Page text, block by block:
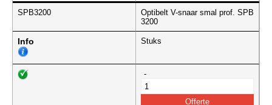
SPB3200
Optibelt V-snaar smal prof. SPB
3200
Info Stuks
-